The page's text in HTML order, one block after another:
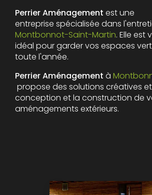
Perrier Aménagement est une
entreprise spécialisée dans
Montbonnot-Saint-Martin. Elle est
idéal pour garder vos espaces
toute l'année.
Perrier Aménagement à
propose des solutions créatives
conception et la construction de
aménagements extérieurs.